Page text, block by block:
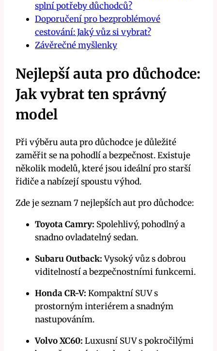
splní potřeby důchodců?
Doporučení pro bezproblémové
cestování: Jaký vůz si vybrat?
Závěrečné myšlenky
Nejlepší auta pro důchodce:
Jak vybrat ten správný
model
Při výběru auta pro důchodce je důležité
zaměřit se na pohodlí a bezpečnost. Existuje
několik modelů, které jsou ideální pro starší
řidiče a nabízejí spoustu výhod.
Zde je seznam 7 nejlepších aut pro důchodce:
Toyota Camry: Spolehlivý, pohodlný a
snadno ovladatelný sedan.
Subaru Outback:Vysoký vůz s dobrou
viditelností a bezpečnostními funkcemi.
Honda CR-V: Kompaktní SUV s
prostorným interiérem a snadným
nastupováním.
Volvo XC60: Luxusní SUV s pokročilými